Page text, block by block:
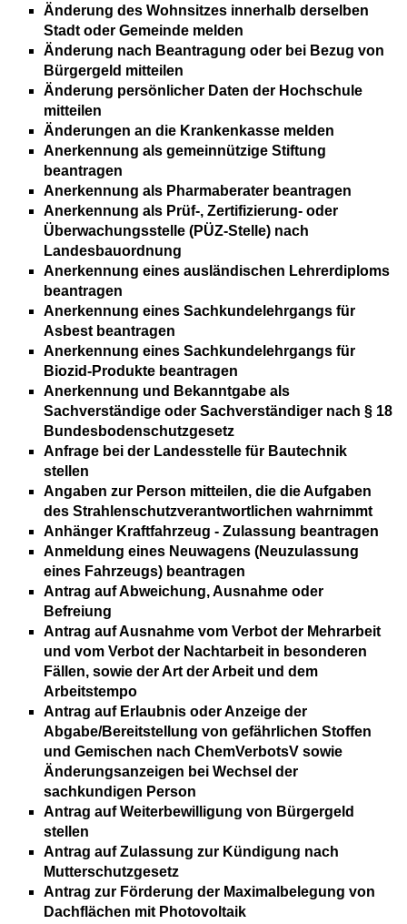
Änderung des Wohnsitzes innerhalb derselben
Stadt oder Gemeinde melden
Änderung nach Beantragung oder bei Bezug von
Bürgergeld mitteilen
Änderung persönlicher Daten der Hochschule
mitteilen
Änderungen an die Krankenkasse melden
Anerkennung als gemeinnützige Stiftung
beantragen
Anerkennung als Pharmaberater beantragen
Anerkennung als Prüf-, Zertifizierung- oder
Überwachungsstelle (PÜZ-Stelle) nach
Landesbauordnung
Anerkennung eines ausländischen Lehrerdiploms
beantragen
Anerkennung eines Sachkundelehrgangs für
Asbest beantragen
Anerkennung eines Sachkundelehrgangs für
Biozid-Produkte beantragen
Anerkennung und Bekanntgabe als
Sachverständige oder Sachverständiger nach § 18
Bundesbodenschutzgesetz
Anfrage bei der Landesstelle für Bautechnik
stellen
Angaben zur Person mitteilen, die die Aufgaben
des Strahlenschutzverantwortlichen wahrnimmt
Anhänger Kraftfahrzeug - Zulassung beantragen
Anmeldung eines Neuwagens (Neuzulassung
eines Fahrzeugs) beantragen
Antrag auf Abweichung, Ausnahme oder
Befreiung
Antrag auf Ausnahme vom Verbot der Mehrarbeit
und vom Verbot der Nachtarbeit in besonderen
Fällen, sowie der Art der Arbeit und dem
Arbeitstempo
Antrag auf Erlaubnis oder Anzeige der
Abgabe/Bereitstellung von gefährlichen Stoffen
und Gemischen nach ChemVerbotsV sowie
Änderungsanzeigen bei Wechsel der
sachkundigen Person
Antrag auf Weiterbewilligung von Bürgergeld
stellen
Antrag auf Zulassung zur Kündigung nach
Mutterschutzgesetz
Antrag zur Förderung der Maximalbelegung von
Dachflächen mit Photovoltaik